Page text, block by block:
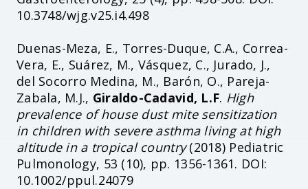
10.3748/wjg.v25.i4.498
Duenas-Meza, E., Torres-Duque, C.A., Correa-
Vera, E., Suárez, M., Vásquez, C., Jurado, J.,
del Socorro Medina, M., Barón, O., Pareja-
Zabala, M.J., Giraldo-Cadavid, L.F. High
prevalence of house dust mite sensitization
in children with severe asthma living at high
altitude in a tropical country(2018) Pediatric
Pulmonology, 53 (10), pp. 1356-1361. DOI:
10.1002/ppul.24079